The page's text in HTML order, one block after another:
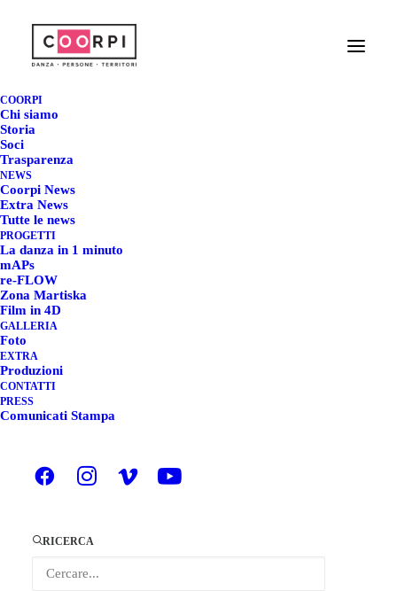
COORPI
Chi siamo
Storia
Soci
Trasparenza
NEWS
Coorpi News
Extra News
Tutte le news
PROGETTI
La danza in 1 minuto
mAPs
re-FLOW
Zona Martiska
Film in 4D
GALLERIA
Foto
EXTRA
Produzioni
CONTATTI
PRESS
Comunicati Stampa
RICERCA
LA DANZA IN 1
FESTIVAL IPERCORPO
3 SETTEMBRE 2024
LA DANZA IN 1 MINUTO |
VINCITORI NEGLI ANNI
AL FESTIVAL IPERCORPO
Ipercorpo
festeggia con una delle iniziative che da sempre
danza in video
COORPI che nel 2024 è giunto alla sua XI edizione.